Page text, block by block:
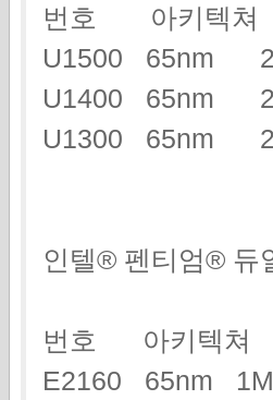
번호 아키텍
U1500 65nm
U1400 65nm
U1300 65nm
인텔® 펜티엄® 듀
번호 아키텍
E2160 65nm